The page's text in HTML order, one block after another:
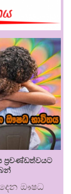
ප්‍රචණ්ඩත්වයට
ඖෂධ